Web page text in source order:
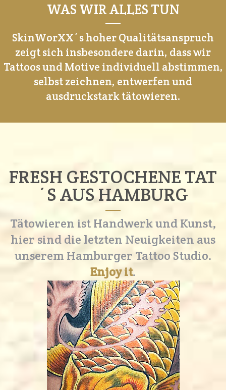
WAS WIR ALLES TUN
SkinWorXX´s hoher Qualitätsanspruch
zeigt sich insbesondere darin, dass wir
Tattoos und Motive individuell abstimmen,
selbst zeichnen, entwerfen und
ausdruckstark tätowieren.
FRESH GESTOCHENE TAT
´S AUS HAMBURG
Tätowieren ist Handwerk und Kunst,
hier sind die letzten Neuigkeiten aus
unserem Hamburger Tattoo Studio.
Enjoy it.